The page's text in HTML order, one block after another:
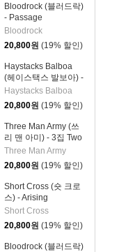
Bloodrock (블러드락)
- Passage
Bloodrock
20,800원 (19% 할인)
Haystacks Balboa
(헤이스택스 발보아) -
Haystacks Balboa
Haystacks Balboa
20,800원 (19% 할인)
Three Man Army (쓰
리 맨 아미) - 3집 Two
Three Man Army
20,800원 (19% 할인)
Short Cross (숏 크로
스) - Arising
Short Cross
20,800원 (19% 할인)
Bloodrock (블러드락)